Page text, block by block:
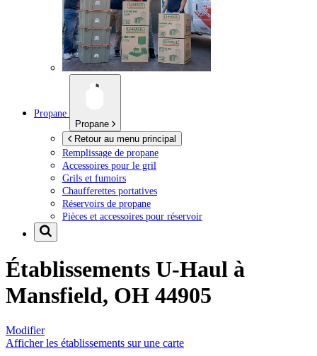
Propane
Propane
Retour au menu principal
Remplissage de propane
Accessoires pour le gril
Grils et fumoirs
Chaufferettes portatives
Réservoirs de propane
Pièces et accessoires pour réservoir
Établissements U-Haul à
Mansfield, OH 44905
Modifier
Afficher les établissements sur une carte